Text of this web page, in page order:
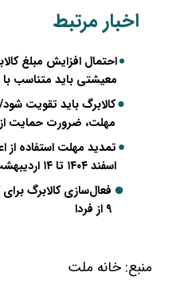
اخبار مرتبط
احتمال افزایش مبلغ
معیشتی باید متناسب
کالابرگ باید تقویت
مهلت، ضرورت حمایت
تمدید مهلت استفاده از
اسفند ۱۴۰۴ تا ۱۴ اردیبهشت ۱۴۰۵
۹ از فردا
منبع: خانه ملت